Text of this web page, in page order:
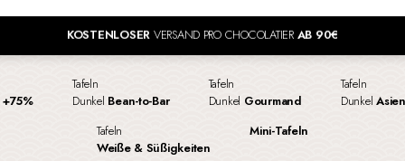
KOSTENLOSER VERSAND PRO CHOCOLATIER AB 90€
+75%
Tafeln
Dunkel Bean-to-Bar
Tafeln
Dunkel Gourmand
Tafeln
DunkelAsien
Tafeln
Weiße & Süßigkeiten
Mini-Tafeln